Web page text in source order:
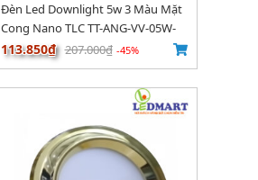
Đèn Led Downlight 5w 3 Màu Mặt
Cong Nano TLC TT-ANG-VV-05W-
03
113.850₫ 207.000₫ -45%